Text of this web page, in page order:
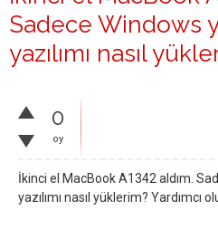
Sadece Windows
yazılımı nasıl
0
oy
İkinci el MacBook A1342 aldım.
yazılımı nasıl yüklerim? Yardımcı